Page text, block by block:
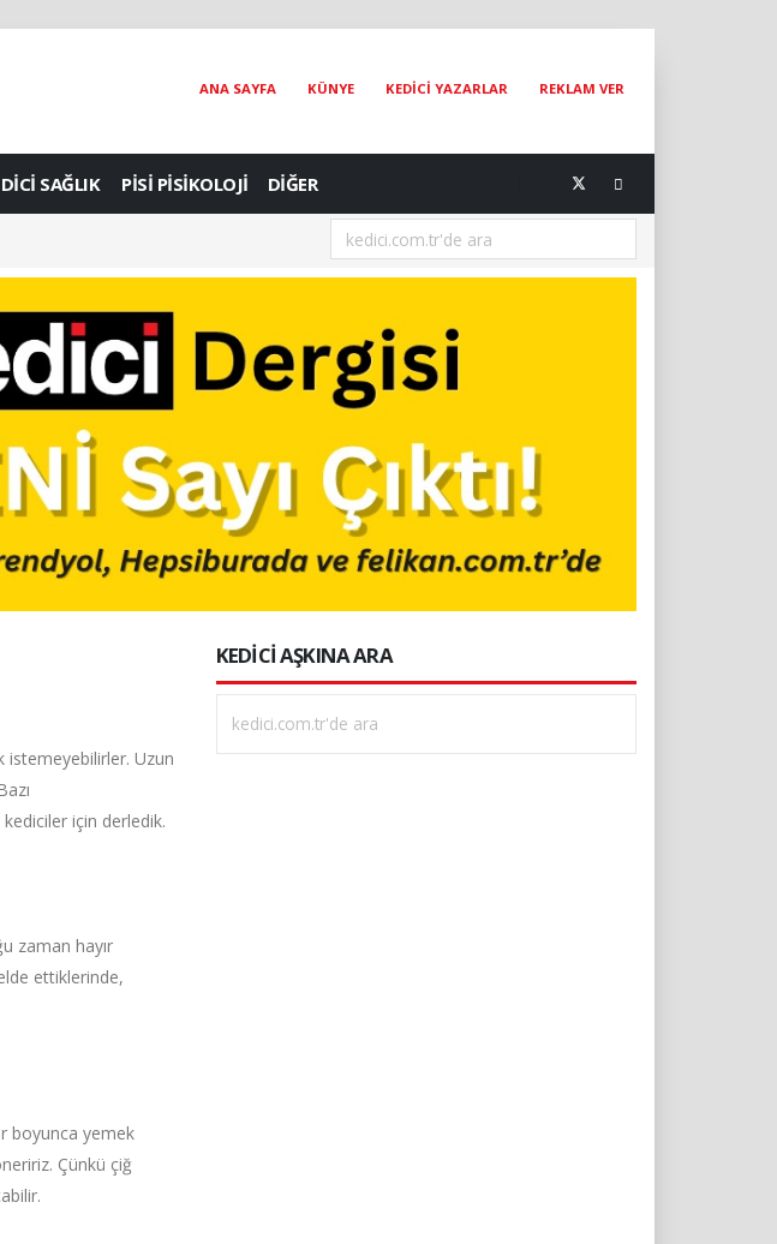
ANA SAYFA KÜNYE KEDİCİ YAZARLAR REKLAM VER
SAĞLIK PİSİ PİSİKOLOJİ DİĞER
[07.08.2026] Dünya Kediler Günü'nün Adresi İstanbul Kedi Müzesi
istemeyebilirler. Uzun
kediciler için derledik.
zaman hayır
ettiklerinde,
boyunca yemek
Çünkü çiğ
KEDİCİ AŞKINA ARA